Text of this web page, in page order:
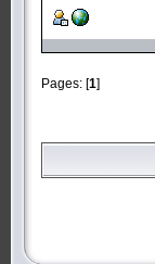
Pages: [1]